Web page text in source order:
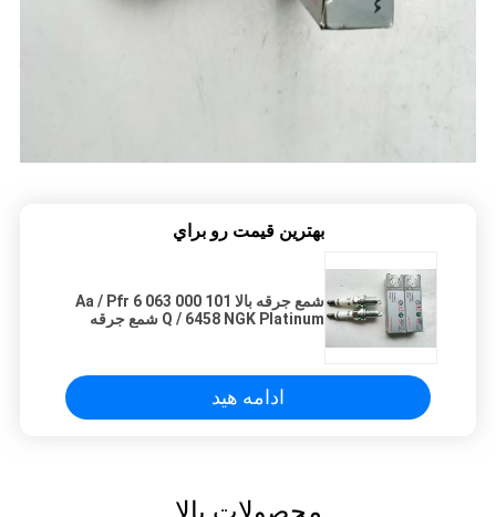
بهترين قيمت رو براي
شمع جرقه بالا 101 000 063 Aa / Pfr 6
Q / 6458 NGK Platinum شمع جرقه
ادامه هید